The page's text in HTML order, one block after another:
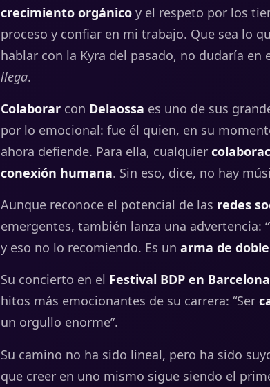
crecimiento orgánico y el respeto por los
proceso y confiar en mi trabajo. Que sea lo
hablar con la Kyra del pasado, no dudaría en
llega.
Colaborar con Delaossa es uno de sus
por lo emocional: fue él quien, en su
ahora defiende. Para ella, cualquier
conexión humana. Sin eso, dice, no hay
Aunque reconoce el potencial de las redes
emergentes, también lanza una advertencia: “
y eso no lo recomiendo. Es un arma de doble
Su concierto en el Festival BDP en Barcelona
hitos más emocionantes de su carrera: “Ser
un orgullo enorme”.
Su camino no ha sido lineal, pero ha sido
que creer en uno mismo sigue siendo el